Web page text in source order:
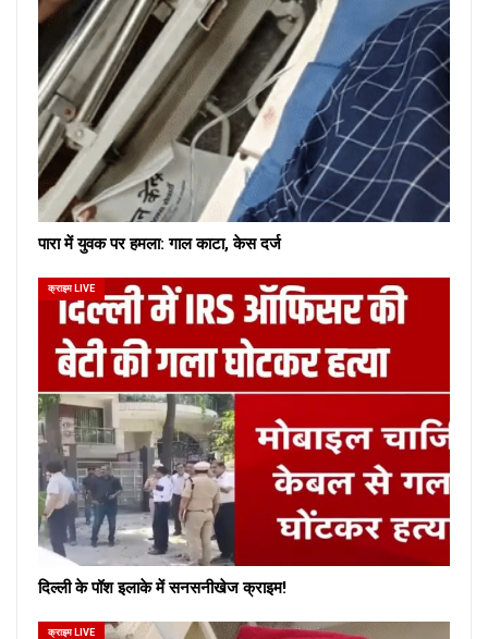
पारा में युवक पर हमला: गाल काटा, केस दर्ज
क्राइम LIVE
दिल्ली के पॉश इलाके में सनसनीखेज क्राइम!
क्राइम LIVE